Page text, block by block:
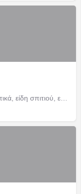
Παιχνίδια για όλες τις ηλικίες, σχολικά/χαρτικά, είδη σπιτιού, εποχιακά